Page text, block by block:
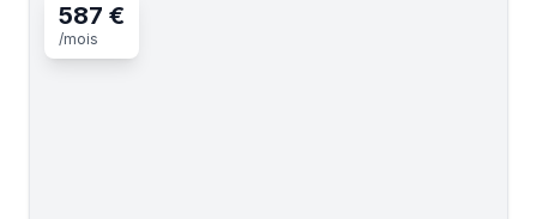
587 €
/mois